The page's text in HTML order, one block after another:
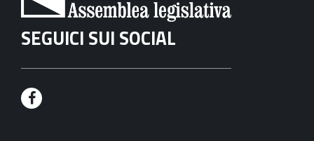
SEGUICI SUI SOCIAL
F